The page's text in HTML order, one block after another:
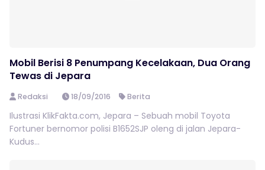
Mobil Berisi 8 Penumpang Kecelakaan, Dua Orang
Tewas di Jepara
Redaksi 18/09/2016 Berita
Ilustrasi KlikFakta.com, Jepara – Sebuah mobil Toyota
Fortuner bernomor polisi B1652SJP oleng di jalan Jepara-
Kudus...